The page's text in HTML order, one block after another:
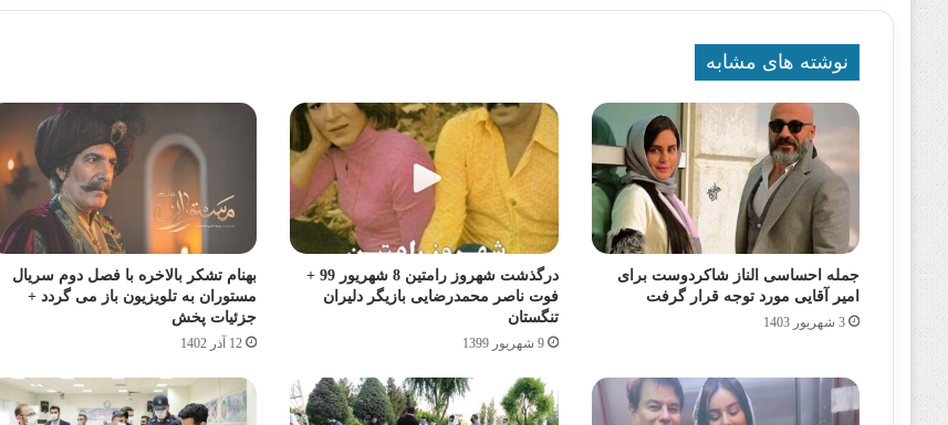
نوشته های مشابه
جمله احساسی الناز شاکردوست برای
امیر آقایی مورد توجه قرار گرفت
3 شهریور 1403
درگذشت شهروز رامتین 8 شهریور 99 +
فوت ناصر محمدرضایی بازیگر دلیران
تنگستان
9 شهریور 1399
بهنام تشکر بالاخره با فصل دوم سریال
مستوران به تلویزیون باز می گردد +
جزئیات پخش
12 آذر 1402